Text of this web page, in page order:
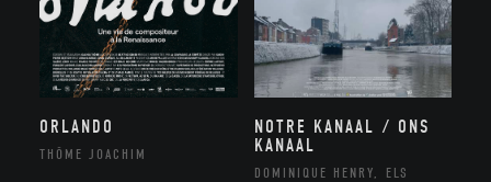
ORLANDO
THÔME JOACHIM
NOTRE KANAAL / ONS
KANAAL
DOMINIQUE HENRY, ELS